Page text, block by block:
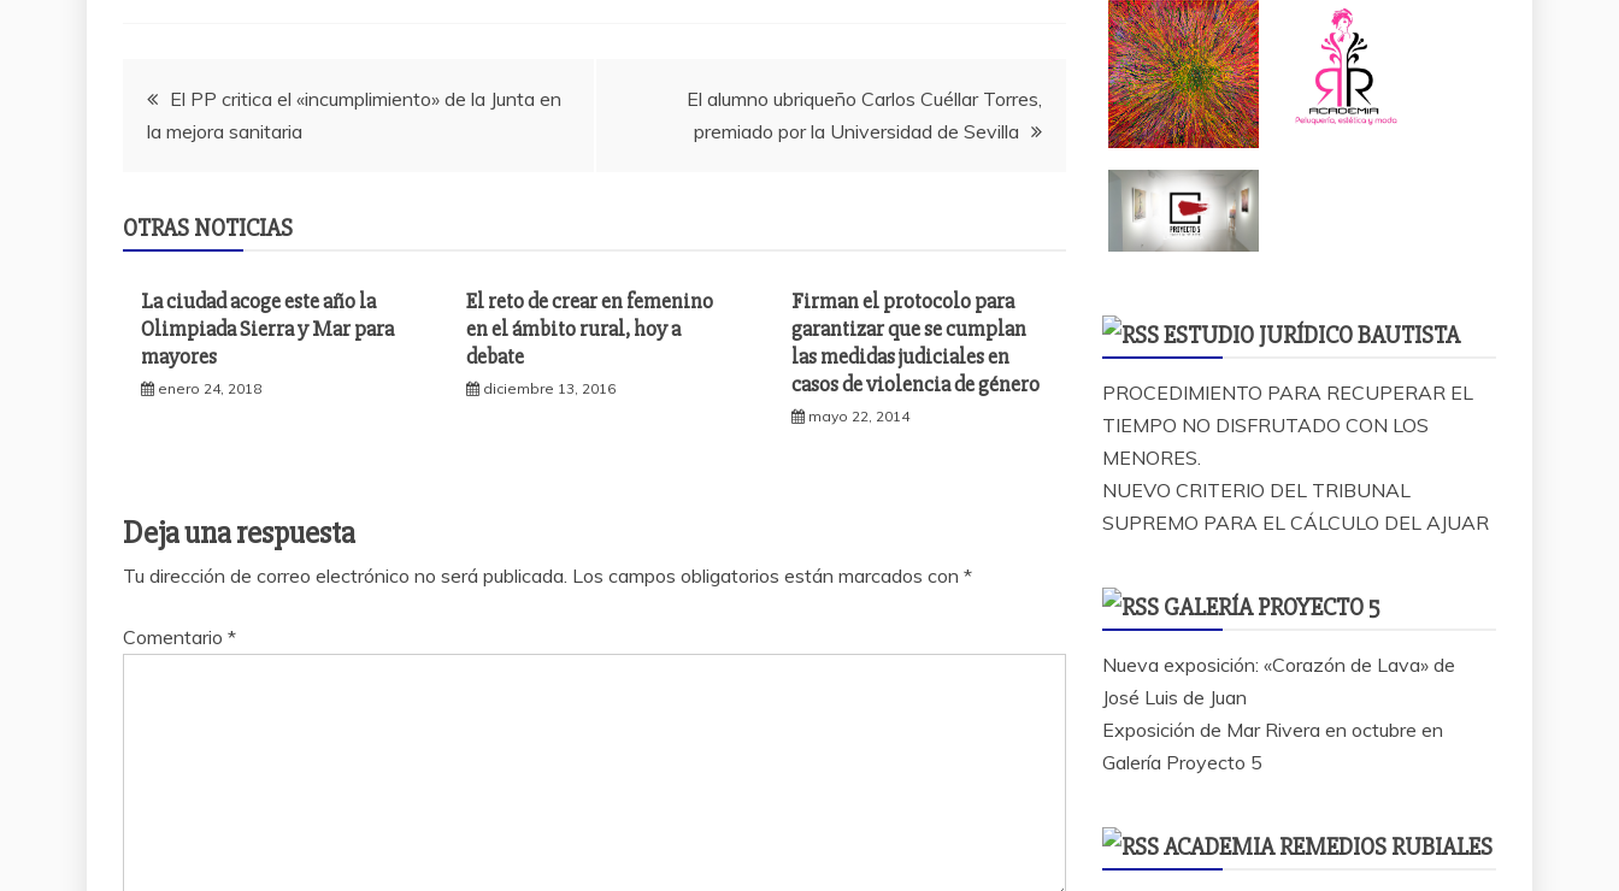
Navegación
de
entradas
El PP critica el «incumplimiento» de la Junta en
la mejora sanitaria
El alumno ubriqueño Carlos Cuéllar Torres,
premiado por la Universidad de Sevilla
OTRAS NOTICIAS
La ciudad acoge este año la
Olimpiada Sierra y Mar para
mayores
enero 24, 2018
El reto de crear en femenino
en el ámbito rural, hoy a
debate
diciembre 13, 2016
Firman el protocolo para
garantizar que se cumplan
las medidas judiciales en
casos de violencia de género
mayo 22, 2014
Deja una respuesta
Tu dirección de correo electrónico no será publicada. Los campos obligatorios están marcados con *
Comentario *
ESTUDIO JURÍDICO BAUTISTA
PROCEDIMIENTO PARA RECUPERAR EL
TIEMPO NO DISFRUTADO CON LOS
MENORES.
NUEVO CRITERIO DEL TRIBUNAL
SUPREMO PARA EL CÁLCULO DEL AJUAR
GALERÍA PROYECTO 5
Nueva exposición: «Corazón de Lava» de
José Luis de Juan
Exposición de Mar Rivera en octubre en
Galería Proyecto 5
ACADEMIA REMEDIOS RUBIALES